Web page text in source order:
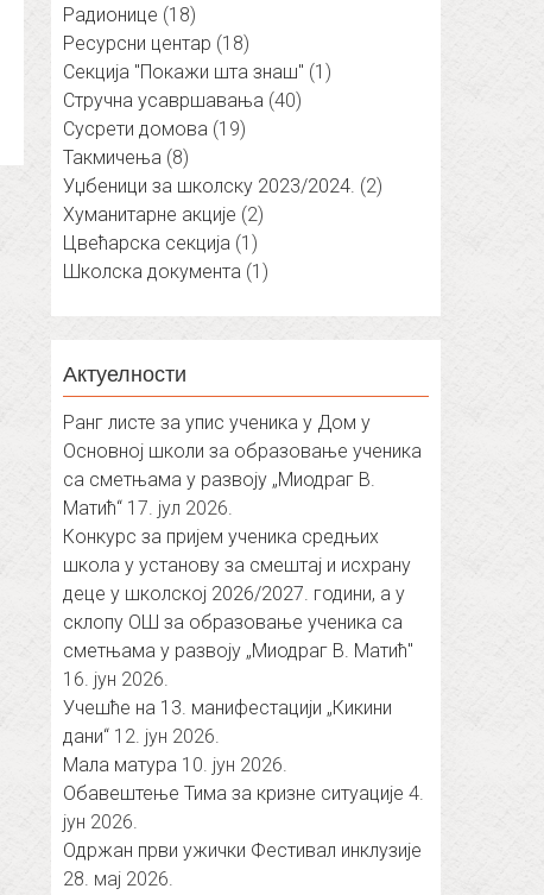
Радионице (18)
Ресурсни центар (18)
Секција "Покажи шта знаш" (1)
Стручна усавршавања (40)
Сусрети домова (19)
Такмичења (8)
Уџбеници за школску 2023/2024. (2)
Хуманитарне акције (2)
Цвећарска секција (1)
Школска документа (1)
Актуелности
Ранг листе за упис ученика у Дом у
Основној школи за образовање ученика
са сметњама у развоју „Миодраг В.
Матић“ 17. јул 2026.
Конкурс за пријем ученика средњих
школа у установу за смештај и исхрану
деце у школској 2026/2027. години, а у
склопу ОШ за образовање ученика са
сметњама у развоју „Миодраг В. Матић″
16. јун 2026.
Учешће на 13. манифестацији „Кикини
дани“ 12. јун 2026.
Мала матура 10. јун 2026.
Обавештење Тима за кризне ситуације 4.
јун 2026.
Одржан први ужички Фестивал инклузије
28. мај 2026.